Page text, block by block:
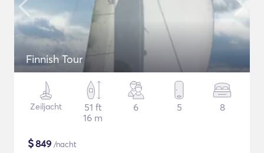
Finnish Tour
Zeiljacht
51 ft
16 m
6 5 8
$849 /nacht